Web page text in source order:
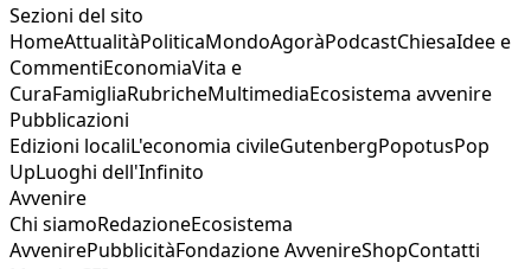
Sezioni del sito
HomeAttualitàPoliticaMondoAgoràPodcastChiesaIdee e
CommentiEconomiaVita e
CuraFamigliaRubricheMultimediaEcosistema avvenire
Pubblicazioni
Edizioni localiL'economia civileGutenbergPopotusPop
UpLuoghi dell'Infinito
Avvenire
Chi siamoRedazioneEcosistema
AvvenirePubblicitàFondazione AvvenireShopContatti